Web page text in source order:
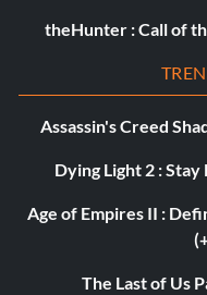
theHunter : Call of
Assassin's Creed
Dying Light 2 :
Age of Empires II :
The Last of Us